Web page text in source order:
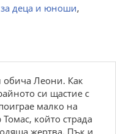
деца и юноши,
Леони. Как
си щастие с
малко на
който страда
жертва. Пък и